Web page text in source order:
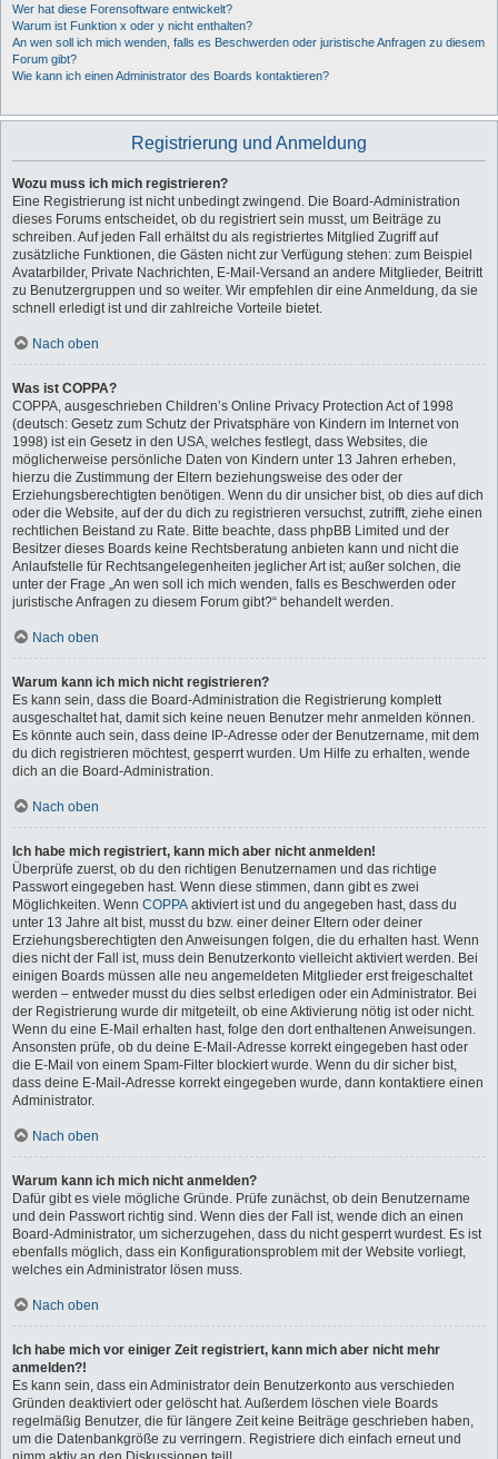
Wer hat diese Forensoftware entwickelt?
Warum ist Funktion x oder y nicht enthalten?
An wen soll ich mich wenden, falls es Beschwerden oder juristische Anfragen zu diesem
Forum gibt?
Wie kann ich einen Administrator des Boards kontaktieren?
Registrierung und Anmeldung
Wozu muss ich mich registrieren?
Eine Registrierung ist nicht unbedingt zwingend. Die Board-Administration
dieses Forums entscheidet, ob du registriert sein musst, um Beiträge zu
schreiben. Auf jeden Fall erhältst du als registriertes Mitglied Zugriff auf
zusätzliche Funktionen, die Gästen nicht zur Verfügung stehen: zum Beispiel
Avatarbilder, Private Nachrichten, E-Mail-Versand an andere Mitglieder, Beitritt
zu Benutzergruppen und so weiter. Wir empfehlen dir eine Anmeldung, da sie
schnell erledigt ist und dir zahlreiche Vorteile bietet.
Nach oben
Was ist COPPA?
COPPA, ausgeschrieben Children’s Online Privacy Protection Act of 1998
(deutsch: Gesetz zum Schutz der Privatsphäre von Kindern im Internet von
1998) ist ein Gesetz in den USA, welches festlegt, dass Websites, die
möglicherweise persönliche Daten von Kindern unter 13 Jahren erheben,
hierzu die Zustimmung der Eltern beziehungsweise des oder der
Erziehungsberechtigten benötigen. Wenn du dir unsicher bist, ob dies auf dich
oder die Website, auf der du dich zu registrieren versuchst, zutrifft, ziehe einen
rechtlichen Beistand zu Rate. Bitte beachte, dass phpBB Limited und der
Besitzer dieses Boards keine Rechtsberatung anbieten kann und nicht die
Anlaufstelle für Rechtsangelegenheiten jeglicher Art ist; außer solchen, die
unter der Frage „An wen soll ich mich wenden, falls es Beschwerden oder
juristische Anfragen zu diesem Forum gibt?“ behandelt werden.
Nach oben
Warum kann ich mich nicht registrieren?
Es kann sein, dass die Board-Administration die Registrierung komplett
ausgeschaltet hat, damit sich keine neuen Benutzer mehr anmelden können.
Es könnte auch sein, dass deine IP-Adresse oder der Benutzername, mit dem
du dich registrieren möchtest, gesperrt wurden. Um Hilfe zu erhalten, wende
dich an die Board-Administration.
Nach oben
Ich habe mich registriert, kann mich aber nicht anmelden!
Überprüfe zuerst, ob du den richtigen Benutzernamen und das richtige
Passwort eingegeben hast. Wenn diese stimmen, dann gibt es zwei
Möglichkeiten. Wenn COPPA aktiviert ist und du angegeben hast, dass du
unter 13 Jahre alt bist, musst du bzw. einer deiner Eltern oder deiner
Erziehungsberechtigten den Anweisungen folgen, die du erhalten hast. Wenn
dies nicht der Fall ist, muss dein Benutzerkonto vielleicht aktiviert werden. Bei
einigen Boards müssen alle neu angemeldeten Mitglieder erst freigeschaltet
werden – entweder musst du dies selbst erledigen oder ein Administrator. Bei
der Registrierung wurde dir mitgeteilt, ob eine Aktivierung nötig ist oder nicht.
Wenn du eine E-Mail erhalten hast, folge den dort enthaltenen Anweisungen.
Ansonsten prüfe, ob du deine E-Mail-Adresse korrekt eingegeben hast oder
die E-Mail von einem Spam-Filter blockiert wurde. Wenn du dir sicher bist,
dass deine E-Mail-Adresse korrekt eingegeben wurde, dann kontaktiere einen
Administrator.
Nach oben
Warum kann ich mich nicht anmelden?
Dafür gibt es viele mögliche Gründe. Prüfe zunächst, ob dein Benutzername
und dein Passwort richtig sind. Wenn dies der Fall ist, wende dich an einen
Board-Administrator, um sicherzugehen, dass du nicht gesperrt wurdest. Es ist
ebenfalls möglich, dass ein Konfigurationsproblem mit der Website vorliegt,
welches ein Administrator lösen muss.
Nach oben
Ich habe mich vor einiger Zeit registriert, kann mich aber nicht mehr
anmelden?!
Es kann sein, dass ein Administrator dein Benutzerkonto aus verschieden
Gründen deaktiviert oder gelöscht hat. Außerdem löschen viele Boards
regelmäßig Benutzer, die für längere Zeit keine Beiträge geschrieben haben,
um die Datenbankgröße zu verringern. Registriere dich einfach erneut und